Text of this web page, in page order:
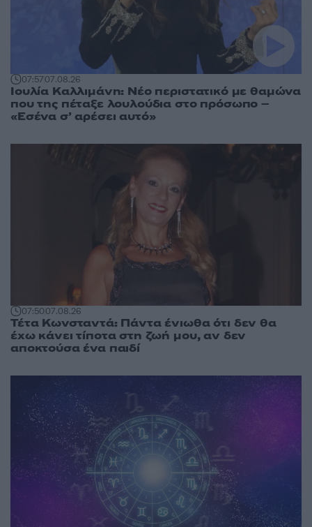
07:5707.08.26
Ιουλία Καλλιμάνη: Νέο περιστατικό με θαμώνα
που της πέταξε λουλούδια στο πρόσωπο –
«Εσένα σ’ αρέσει αυτό»
07:5007.08.26
Τέτα Κωνσταντά: Πάντα ένιωθα ότι δεν θα
έχω κάνει τίποτα στη ζωή μου, αν δεν
αποκτούσα ένα παιδί